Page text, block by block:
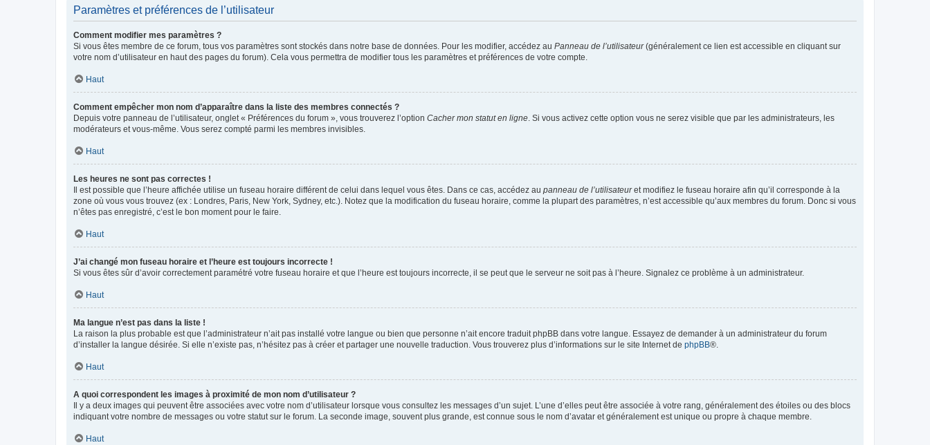
Paramètres et préférences de l’utilisateur
Comment modifier mes paramètres ?
Si vous êtes membre de ce forum, tous vos paramètres sont stockés dans notre base de données. Pour les modifier, accédez au Panneau de l’utilisateur(généralement ce lien est accessible en cliquant sur
votre nom d’utilisateur en haut des pages du forum). Cela vous permettra de modifier tous les paramètres et préférences de votre compte.
Haut
Comment empêcher mon nom d’apparaître dans la liste des membres connectés ?
Depuis votre panneau de l’utilisateur, onglet « Préférences du forum », vous trouverez l’option Cacher mon statut en ligne. Si vous activez cette option vous ne serez visible que par les administrateurs, les
modérateurs et vous-même. Vous serez compté parmi les membres invisibles.
Haut
Les heures ne sont pas correctes !
Il est possible que l’heure affichée utilise un fuseau horaire différent de celui dans lequel vous êtes. Dans ce cas, accédez au panneau de l’utilisateuret modifiez le fuseau horaire afin qu’il corresponde à la
zone où vous vous trouvez (ex : Londres, Paris, New York, Sydney, etc.). Notez que la modification du fuseau horaire, comme la plupart des paramètres, n’est accessible qu’aux membres du forum. Donc si vous
n’êtes pas enregistré, c’est le bon moment pour le faire.
Haut
J’ai changé mon fuseau horaire et l’heure est toujours incorrecte !
Si vous êtes sûr d’avoir correctement paramétré votre fuseau horaire et que l’heure est toujours incorrecte, il se peut que le serveur ne soit pas à l’heure. Signalez ce problème à un administrateur.
Haut
Ma langue n’est pas dans la liste !
La raison la plus probable est que l’administrateur n’ait pas installé votre langue ou bien que personne n’ait encore traduit phpBB dans votre langue. Essayez de demander à un administrateur du forum
d’installer la langue désirée. Si elle n’existe pas, n’hésitez pas à créer et partager une nouvelle traduction. Vous trouverez plus d’informations sur le site Internet de phpBB®.
Haut
A quoi correspondent les images à proximité de mon nom d’utilisateur ?
Il y a deux images qui peuvent être associées avec votre nom d’utilisateur lorsque vous consultez les messages d’un sujet. L’une d’elles peut être associée à votre rang, généralement des étoiles ou des blocs
indiquant votre nombre de messages ou votre statut sur le forum. La seconde image, souvent plus grande, est connue sous le nom d’avatar et généralement est unique ou propre à chaque membre.
Haut